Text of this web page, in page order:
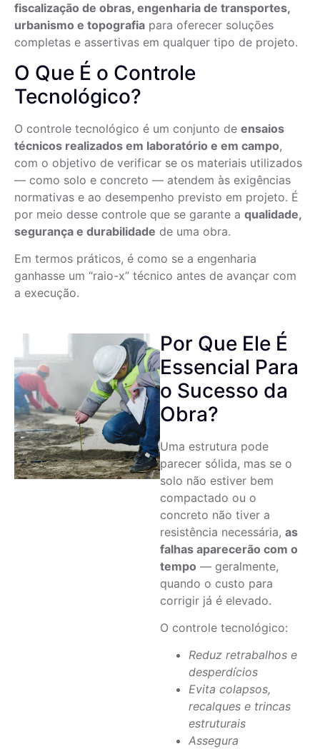
fiscalização de obras, engenharia de transportes,
urbanismo e topografia para oferecer soluções
completas e assertivas em qualquer tipo de projeto.
O Que É o Controle
Tecnológico?
O controle tecnológico é um conjunto de ensaios
técnicos realizados em laboratório e em campo,
com o objetivo de verificar se os materiais utilizados
— como solo e concreto — atendem às exigências
normativas e ao desempenho previsto em projeto. É
por meio desse controle que se garante a qualidade,
segurança e durabilidade de uma obra.
Em termos práticos, é como se a engenharia
ganhasse um “raio-x” técnico antes de avançar com
a execução.
Por Que Ele É
Essencial Para
o Sucesso da
Obra?
Uma estrutura pode
parecer sólida, mas se o
solo não estiver bem
compactado ou o
concreto não tiver a
resistência necessária, as
falhas aparecerão com o
tempo — geralmente,
quando o custo para
corrigir já é elevado.
O controle tecnológico:
Reduz retrabalhos e
desperdícios
Evita colapsos,
recalques e trincas
estruturais
Assegura